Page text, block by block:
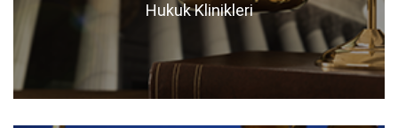
Hukuk Klinikleri